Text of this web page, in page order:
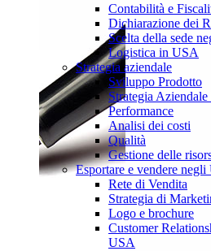
Contabilità e
Dichiarazione dei
Scelta della sede
Logistica in USA
Strategia aziendale
Sviluppo Prodotto
Strategia
Performance
Analisi dei costi
Qualità
Gestione delle
Esportare e vendere negli
Rete di Vendita
Strategia di
Logo e brochure
Customer
USA